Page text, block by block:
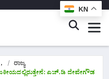
,
ರಾಜ್ಯ
ಎಚ್.ಡಿ ದೇವೇಗೌಡ
KN